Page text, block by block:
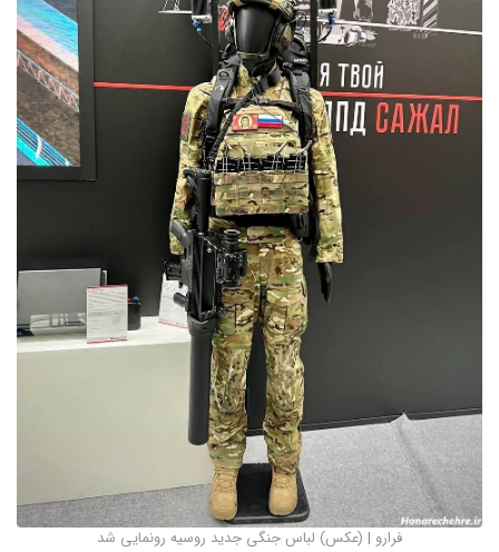
فرارو | (عکس) لباس جنگی جدید روسیه رونمایی شد